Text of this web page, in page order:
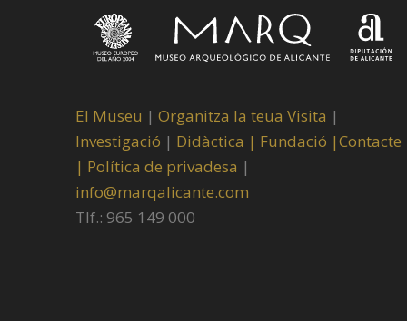
El Museu | Organitza la teua Visita |
Investigació | Didàctica | Fundació |Contacte
| Política de privadesa |
info@marqalicante.com
Tlf.: 965 149 000